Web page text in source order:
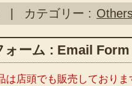
| カテゴリー :
ォーム : Email Form
は店頭でも販売しており